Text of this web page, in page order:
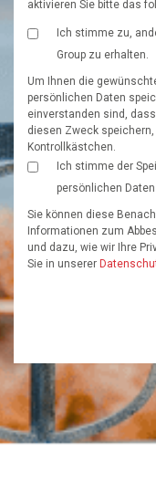
aktivieren Sie bitte das
Ich stimme zu,
Group zu erhalten.
Um Ihnen die
persönlichen Daten
einverstanden sind,
diesen Zweck
Kontrollkästchen.
Ich stimme der
persönlichen
Sie können diese
Informationen zum
und dazu, wie wir Ihre
Sie in unserer